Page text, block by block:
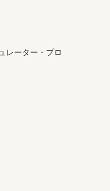
レーター・プロ